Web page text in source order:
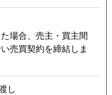
場合、売主・買主間
売買契約を締結しま
し